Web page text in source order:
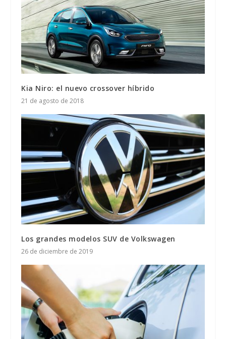
Kia Niro: el nuevo crossover híbrido
21 de agosto de 2018
Los grandes modelos SUV de Volkswagen
26 de diciembre de 2019